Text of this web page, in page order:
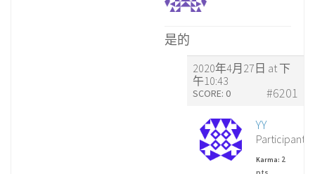
是的
2020年4月27日 at 下
午10:43
#6201
SCORE: 0
YY
Participant
Karma: 2